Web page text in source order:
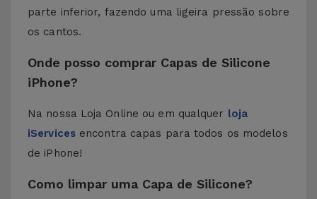
parte inferior, fazendo uma ligeira pressão sobre
os cantos.
Onde posso comprar Capas de Silicone
iPhone?
Na nossa Loja Online ou em qualquer loja
iServicesencontra capas para todos os modelos
de iPhone!
Como limpar uma Capa de Silicone?